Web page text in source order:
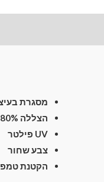
מסגרת
הצללה 80%
UV פילטר
צבע שחור
הקטנת